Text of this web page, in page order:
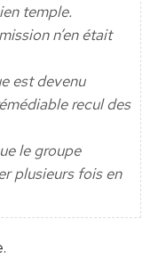
temple.
n’en était
est devenu
recul des
le groupe
plusieurs fois en